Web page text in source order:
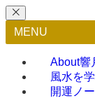
MENU
About響
風水を
開運ノ